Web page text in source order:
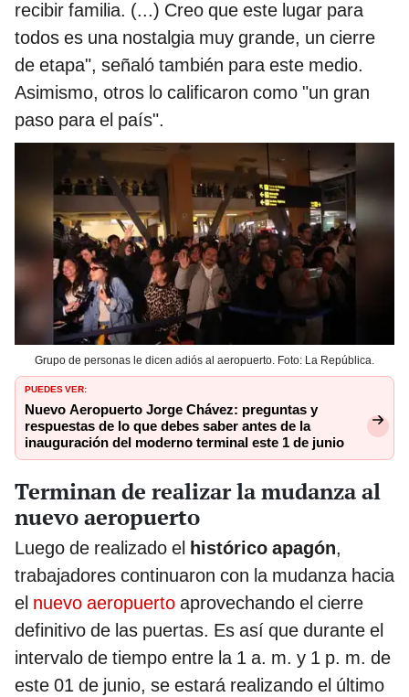
recibir familia. (...) Creo que este lugar para
todos es una nostalgia muy grande, un cierre
de etapa", señaló también para este medio.
Asimismo, otros lo calificaron como "un gran
paso para el país".
Grupo de personas le dicen adiós al aeropuerto. Foto: La República.
PUEDES VER:
Nuevo Aeropuerto Jorge Chávez: preguntas y
respuestas de lo que debes saber antes de la
inauguración del moderno terminal este 1 de junio
Terminan de realizar la mudanza al
nuevo aeropuerto
Luego de realizado el histórico apagón,
trabajadores continuaron con la mudanza hacia
el nuevo aeropuerto aprovechando el cierre
definitivo de las puertas. Es así que durante el
intervalo de tiempo entre la 1 a. m. y 1 p. m. de
este 01 de junio, se estará realizando el último